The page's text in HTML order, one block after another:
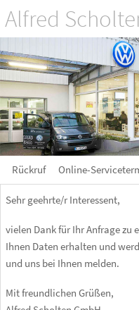
Alfred
Rückruf Online-
Sehr geehrte/r Interessent,
vielen Dank für Ihr Anfrage zu
Ihnen Daten erhalten und
und uns bei Ihnen melden.
Mit freundlichen Grüßen,